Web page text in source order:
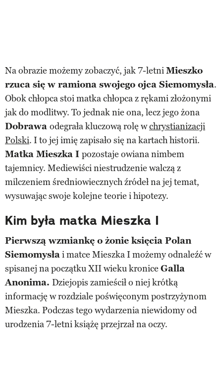
Na obrazie możemy zobaczyć, jak 7-letniMieszko
rzuca się w ramiona swojego ojca Siemomysła.
Obok chłopca stoi matka chłopca z rękami złożonymi
jak do modlitwy. To jednak nie ona, lecz jego żona
Dobrawa odegrała kluczową rolę wchrystianizacji
Polski. I to jej imię zapisało się na kartach historii.
Matka Mieszka I pozostaje owiana nimbem
tajemnicy. Mediewiści niestrudzenie walczą z
milczeniem średniowiecznych źródeł na jej temat,
wysuwając swoje kolejne teorie i hipotezy.
Kim była matka Mieszka I
Pierwszą wzmiankę o żonie księcia Polan
Siemomysłai matce Mieszka I możemy odnaleźć w
spisanej na początku XII wieku kronice Galla
Anonima. Dziejopis zamieścił o niej krótką
informację w rozdziale poświęconym postrzyżynom
Mieszka. Podczas tego wydarzenia niewidomy od
urodzenia 7-letni książę przejrzał na oczy.